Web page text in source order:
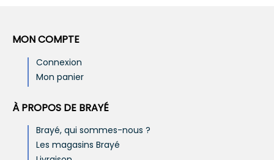
MON COMPTE
Connexion
Mon panier
À PROPOS DE BRAYÉ
Brayé, qui sommes-nous ?
Les magasins Brayé